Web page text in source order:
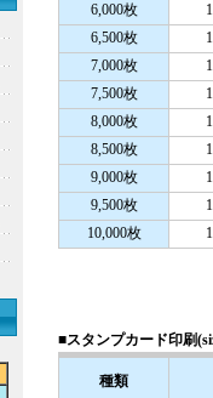
6,000枚
6,500枚
7,000枚
7,500枚
8,000枚
8,500枚
9,000枚
9,500枚
10,000枚
■スタンプカード印刷
種類